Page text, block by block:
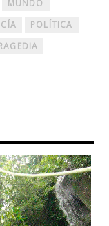
MUNDO
POLÍTICA